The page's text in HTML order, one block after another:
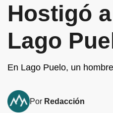
Hostigó
Lago
En Lago Puelo, un
Por Redacción